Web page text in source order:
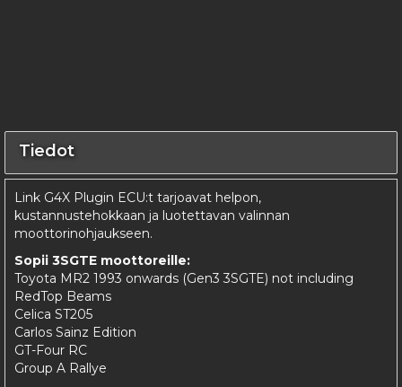
Tiedot
Link G4X Plugin ECU:t tarjoavat helpon,
kustannustehokkaan ja luotettavan valinnan
moottorinohjaukseen.
Sopii 3SGTE moottoreille:
Toyota MR2 1993 onwards (Gen3 3SGTE) not including
RedTop Beams
Celica ST205
Carlos Sainz Edition
GT-Four RC
Group A Rallye